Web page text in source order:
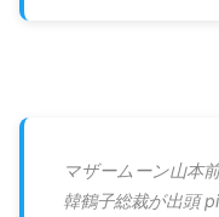
マザームーン山本
韓鶴子総裁が出頭